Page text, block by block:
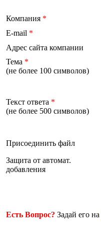
Компания *
E-mail *
Адрес сайта компании
Тема *
(не более 100 символов)
Текст ответа *
(не более 500 символов)
Присоединить файл
Защита от автомат.
добавления
Есть Вопрос? Задай его на